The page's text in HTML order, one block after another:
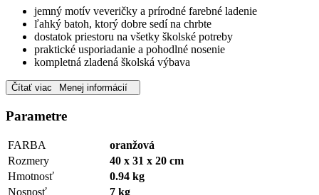
jemný motív veveričky a prírodné farebné ladenie
ľahký batoh, ktorý dobre sedí na chrbte
dostatok priestoru na všetky školské potreby
praktické usporiadanie a pohodlné nosenie
kompletná zladená školská výbava
Čítať viac Menej informácií
Parametre
FARBA
oranžová
Rozmery
40 x 31 x 20 cm
Hmotnosť
0.94 kg
Nosnosť
7 kg